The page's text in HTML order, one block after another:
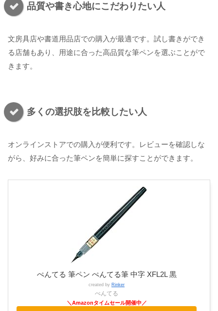
品質や書き心地にこだわりたい人
文房具店や書道用品店での購入が最適です。試し書きができ
る店舗もあり、用途に合った高品質な筆ペンを選ぶことがで
きます。
多くの選択肢を比較したい人
オンラインストアでの購入が便利です。レビューを確認しな
がら、好みに合った筆ペンを簡単に探すことができます。
ぺんてる 筆ペン ぺんてる筆 中字 XFL2L 黒
created by Rinker
ぺんてる